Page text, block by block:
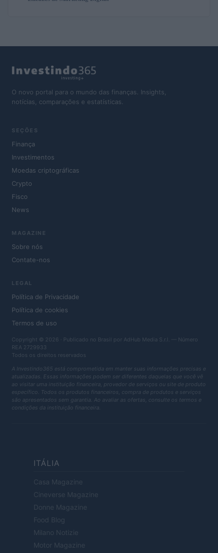
O novo portal para o mundo das finanças. Insights,
notícias, comparações e estatísticas.
SEÇÕES
Finança
Investimentos
Moedas criptográficas
Crypto
Fisco
News
MAGAZINE
Sobre nós
Contate-nos
LEGAL
Política de Privacidade
Política de cookies
Termos de uso
Copyright © 2026 · Publicado no Brasil por AdHub Media S.r.l. — Número
REA 2729933
Todos os direitos reservados
A Investindo365 está comprometida em manter suas informações precisas e
atualizadas. Essas informações podem ser diferentes daquelas que você vê
ao visitar uma instituição financeira, provedor de serviços ou site de produto
específico. Todos os produtos financeiros, compra de produtos e serviços
são apresentados sem garantia. Ao avaliar as ofertas, consulte os termos e
condições da instituição financeira.
ITÁLIA
Casa Magazine
Cineverse Magazine
Donne Magazine
Food Blog
Milano Notizie
Motor Magazine